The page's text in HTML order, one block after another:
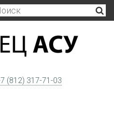
(812) 317-71-03